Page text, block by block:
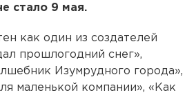
стало 9 мая.
как один из создателей
прошлогодний снег»,
Изумрудного города»,
маленькой компании», «Как